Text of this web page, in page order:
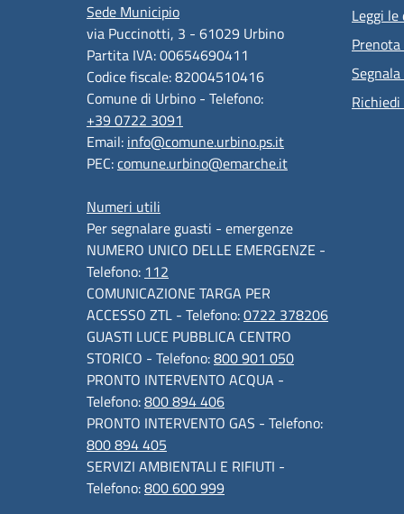
Sede Municipio
via Puccinotti, 3 - 61029 Urbino
Partita IVA: 00654690411
Codice fiscale: 82004510416
Comune di Urbino - Telefono:
+39 0722 3091
Email: info@comune.urbino.ps.it
PEC:comune.urbino@emarche.it
Numeri utili
Per segnalare guasti - emergenze
NUMERO UNICO DELLE EMERGENZE -
Telefono: 112
COMUNICAZIONE TARGA PER
ACCESSO ZTL - Telefono:0722 378206
GUASTI LUCE PUBBLICA CENTRO
STORICO - Telefono:800 901 050
PRONTO INTERVENTO ACQUA -
Telefono:800 894 406
PRONTO INTERVENTO GAS - Telefono:
800 894 405
SERVIZI AMBIENTALI E RIFIUTI -
Telefono:800 600 999
Leggi